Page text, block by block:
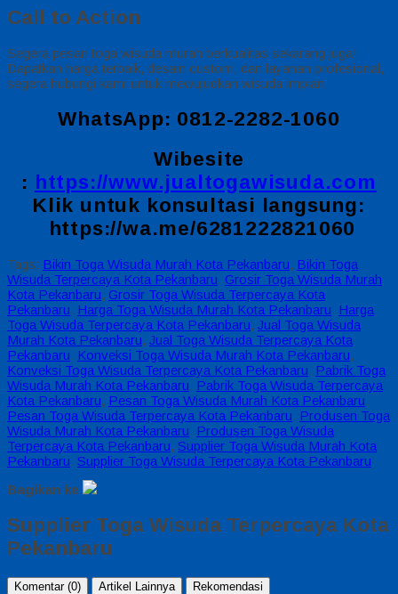
Call to Action
Segera pesan toga wisuda murah berkualitas sekarang juga!
Dapatkan harga terbaik, desain custom, dan layanan profesional,
segera hubungi kami untuk mewujudkan wisuda impian.
WhatsApp: 0812-2282-1060
Wibesite
: https://www.jualtogawisuda.com
Klik untuk konsultasi langsung:
https://wa.me/6281222821060
Tags: Bikin Toga Wisuda Murah Kota Pekanbaru, Bikin Toga
Wisuda Terpercaya Kota Pekanbaru, Grosir Toga Wisuda Murah
Kota Pekanbaru, Grosir Toga Wisuda Terpercaya Kota
Pekanbaru, Harga Toga Wisuda Murah Kota Pekanbaru, Harga
Toga Wisuda Terpercaya Kota Pekanbaru, Jual Toga Wisuda
Murah Kota Pekanbaru, Jual Toga Wisuda Terpercaya Kota
Pekanbaru, Konveksi Toga Wisuda Murah Kota Pekanbaru,
Konveksi Toga Wisuda Terpercaya Kota Pekanbaru, Pabrik Toga
Wisuda Murah Kota Pekanbaru, Pabrik Toga Wisuda Terpercaya
Kota Pekanbaru, Pesan Toga Wisuda Murah Kota Pekanbaru,
Pesan Toga Wisuda Terpercaya Kota Pekanbaru, Produsen Toga
Wisuda Murah Kota Pekanbaru, Produsen Toga Wisuda
Terpercaya Kota Pekanbaru, Supplier Toga Wisuda Murah Kota
Pekanbaru, Supplier Toga Wisuda Terpercaya Kota Pekanbaru
Bagikan ke
Supplier Toga Wisuda Terpercaya Kota
Pekanbaru
Komentar (0) Artikel Lainnya Rekomendasi